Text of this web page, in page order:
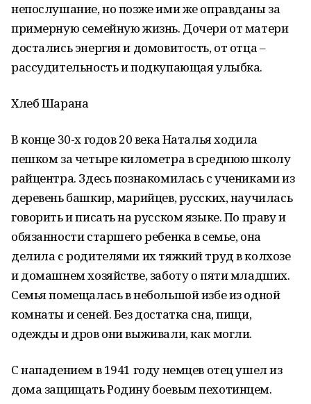
непослушание, но позже ими же оправданы за
примерную семейную жизнь. Дочери от матери
достались энергия и домовитость, от отца –
рассудительность и подкупающая улыбка.
Хлеб Шарана
В конце 30-х годов 20 века Наталья ходила
пешком за четыре километра в среднюю школу
райцентра. Здесь познакомилась с учениками из
деревень башкир, марийцев, русских, научилась
говорить и писать на русском языке. По праву и
обязанности старшего ребенка в семье, она
делила с родителями их тяжкий труд в колхозе
и домашнем хозяйстве, заботу о пяти младших.
Семья помещалась в небольшой избе из одной
комнаты и сеней. Без достатка сна, пищи,
одежды и дров они выживали, как могли.
С нападением в 1941 году немцев отец ушел из
дома защищать Родину боевым пехотинцем.